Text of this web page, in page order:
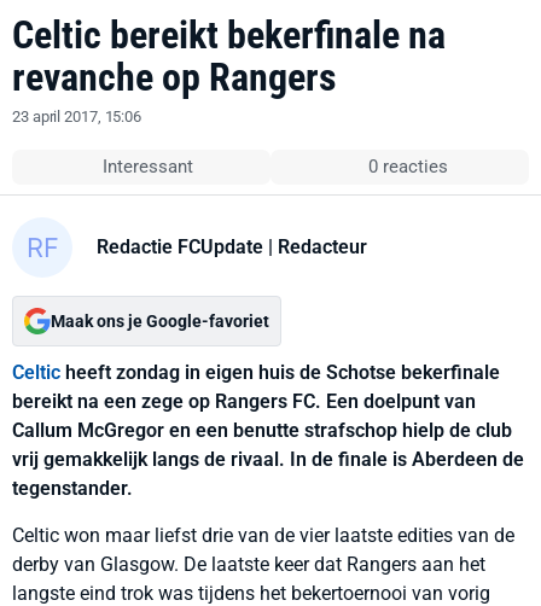
Celtic bereikt bekerfinale na
revanche op Rangers
23 april 2017, 15:06
Interessant 0 reacties
Redactie FCUpdate | Redacteur
Maak ons je Google-favoriet
Celtic heeft zondag in eigen huis de Schotse bekerfinale
bereikt na een zege op Rangers FC. Een doelpunt van
Callum McGregor en een benutte strafschop hielp de club
vrij gemakkelijk langs de rivaal. In de finale is Aberdeen de
tegenstander.
Celtic won maar liefst drie van de vier laatste edities van de
derby van Glasgow. De laatste keer dat Rangers aan het
langste eind trok was tijdens het bekertoernooi van vorig